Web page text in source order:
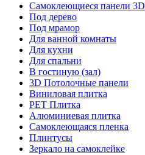
Самоклеющиеся панели 3D
Под дерево
Под мрамор
Для ванной комнаты
Для кухни
Для спальни
В гостиную (зал)
3D Потолочные панели
Виниловая плитка
PET Плитка
Алюминиевая плитка
Самоклеющаяся пленка
Плинтусы
Зеркало на самоклейке